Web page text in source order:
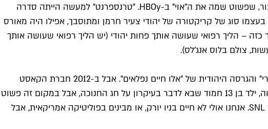
ואם כבר אימהות יהודיות צריך לעשות מקום ברשימה הזאת גם למורה פפרמן, האם הטרנסג'נדרית בגילומו של ג'פרי טמבור, שפשוט שמה את ה"אוי" ב-HBOy. "טרנספרנט" למעשה הייתה סדרה
סוג של קריקטורה של יהודי צעיר חרמן ומתוסבך, אפילו היה מאורס
– הליך רפואי שעושה אותך פחות יהודי (יש הליך רפואי שעושה אותך
צולם בלוס אנג'לס).
ל"סאטרדיי נייט לייב" יש היסטוריה מכובדת של מערכונים יהודיים משיר החנוכה הקלאסי של אדם סנדלר, דרך "חנוכה הארי" והגרסה היהודית של "אלו חיים נפלאים". אבל ב-2012 חברת הקאסט
היהודייה ונסה באייר ("יפה לך") הרגישה צורך לייצג את היהודים בתכנית עם דמות קבועה. ככה נוצר ג'ייקוב נער הבר מצווה, ילד בן 13 חמוד שבא לדבר בעיקרון על חג החנוכה, אבל במקום זה פשוט
עושה את נאום הבר מצווה המביך ומלא בדיחות הקרש שלו. ג'ייקוב הוא הזדמנות ליהודים מכל ארץ להזדהות עם מערכון SNL. אנחנו אולי לא חיים בניו יורק, או מבינים בפוליטיקה אמריקאית, אבל